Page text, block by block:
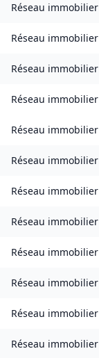
Réseau immobilier
Réseau immobilier
Réseau immobilier
Réseau immobilier
Réseau immobilier
Réseau immobilier
Réseau immobilier
Réseau immobilier
Réseau immobilier
Réseau immobilier
Réseau immobilier
Réseau immobilier